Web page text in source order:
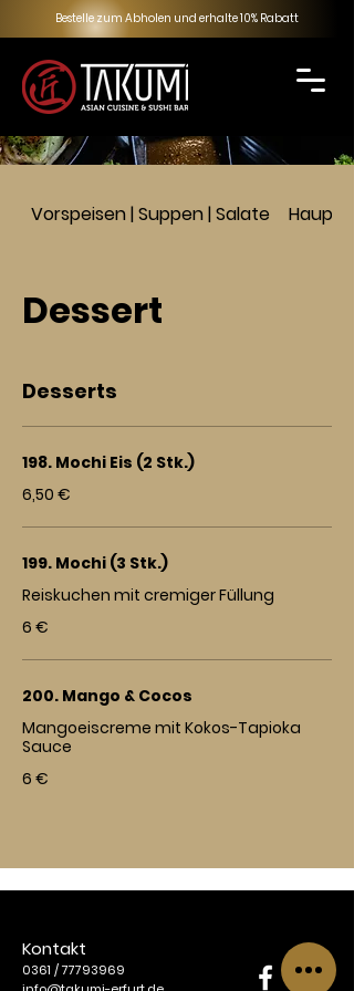
Bestelle zum Abholen und erhalte 10% Rabatt
Vorspeisen | Suppen | Salate
Dessert
Desserts
198. Mochi Eis (2 Stk.)
6,50 €
199. Mochi (3 Stk.)
Reiskuchen mit cremiger Füllung
6 €
200. Mango & Cocos
Mangoeiscreme mit Kokos-Tapioka
Sauce
6 €
Kontakt
0361 /77793969